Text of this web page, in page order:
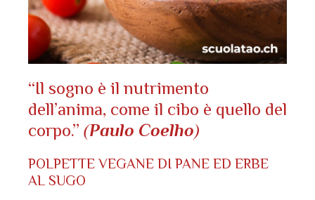
“Il sogno è il nutrimento
dell’anima, come il cibo è quello del
corpo.” (Paulo Coelho)
POLPETTE VEGANE DI PANE ED ERBE
AL SUGO